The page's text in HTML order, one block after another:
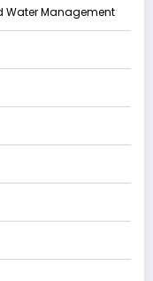
Water Management